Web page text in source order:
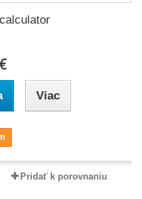
Viac
Pridať k porovnaniu